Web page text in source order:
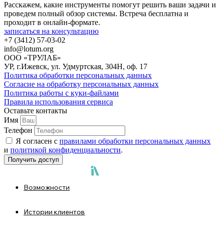
Расскажем, какие инструменты помогут решить ваши задачи и
проведем полный обзор системы. Встреча бесплатна и
проходит в онлайн-формате.
записаться на консультацию
+7 (3412) 57-03-02
info@lotum.org
ООО «ТРУЛАБ»
УР, г.Ижевск, ул. Удмуртская, 304Н, оф. 17
Политика обработки персональных данных
Согласие на обработку персональных данных
Политика работы с куки-файлами
Правила использования сервиса
Оставьте контакты
Имя
Телефон
Я согласен с правилами обработки персональных данных
и политикой конфиденциальности.
Получить доступ
Возможности
Истории клиентов